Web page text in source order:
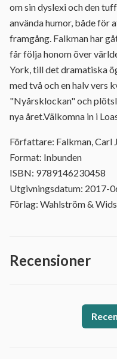
om sin dyslexi och den
använda humor, både för
framgång. Falkman har
får följa honom över
York, till det dramatiska
med två och en halv vers
"Nyårsklockan" och
nya året.Välkomna in i
Författare: Falkman, Carl
Format: Inbunden
ISBN: 9789146230458
Utgivningsdatum: 2017-
Förlag: Wahlström &
Recensioner